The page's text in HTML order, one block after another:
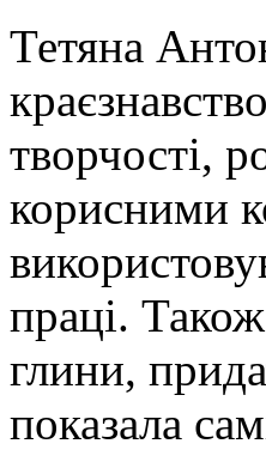
Тетяна
творчості,
корисними
праці.
глини,
показала